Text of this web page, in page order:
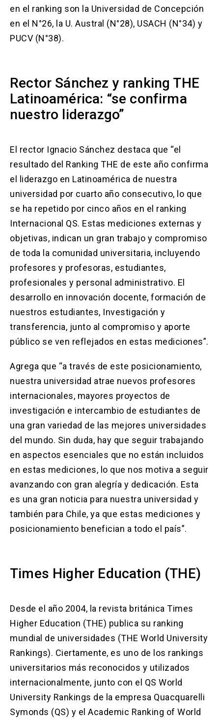
en el ranking son la Universidad de Concepción
en el N°26, la U. Austral (N°28), USACH (N°34) y
PUCV (N°38).
Rector Sánchez y ranking THE
Latinoamérica: “se confirma
nuestro liderazgo”
El rector Ignacio Sánchez destaca que “el
resultado del Ranking THE de este año confirma
el liderazgo en Latinoamérica de nuestra
universidad por cuarto año consecutivo, lo que
se ha repetido por cinco años en el ranking
Internacional QS. Estas mediciones externas y
objetivas, indican un gran trabajo y compromiso
de toda la comunidad universitaria, incluyendo
profesores y profesoras, estudiantes,
profesionales y personal administrativo. El
desarrollo en innovación docente, formación de
nuestros estudiantes, Investigación y
transferencia, junto al compromiso y aporte
público se ven reflejados en estas mediciones”.
Agrega que “a través de este posicionamiento,
nuestra universidad atrae nuevos profesores
internacionales, mayores proyectos de
investigación e intercambio de estudiantes de
una gran variedad de las mejores universidades
del mundo. Sin duda, hay que seguir trabajando
en aspectos esenciales que no están incluidos
en estas mediciones, lo que nos motiva a seguir
avanzando con gran alegría y dedicación. Esta
es una gran noticia para nuestra universidad y
también para Chile, ya que estas mediciones y
posicionamiento benefician a todo el país”.
Times Higher Education (THE)
Desde el año 2004, la revista británica Times
Higher Education (THE) publica su ranking
mundial de universidades (THE World University
Rankings). Ciertamente, es uno de los rankings
universitarios más reconocidos y utilizados
internacionalmente, junto con el QS World
University Rankings de la empresa Quacquarelli
Symonds (QS) y el Academic Ranking of World